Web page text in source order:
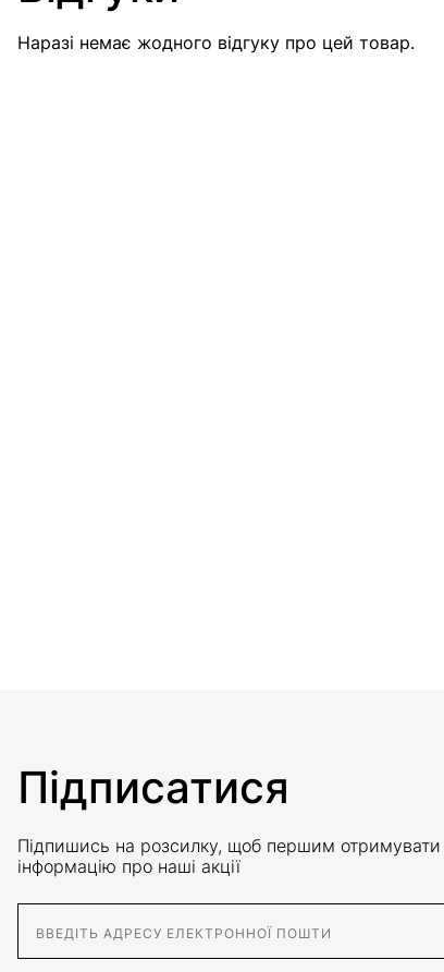
Наразі немає жодного відгуку про цей товар.
Підписатися
Підпишись на розсилку, щоб першим отримувати
інформацію про наші акції